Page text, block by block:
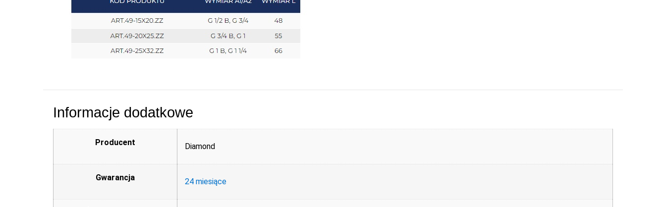
Informacje dodatkowe
Producent Diamond
Gwarancja 24 miesiące